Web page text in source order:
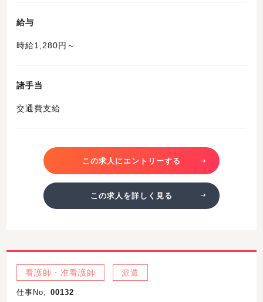
給与
時給1,280円～
諸手当
交通費支給
この求人にエントリーする
この求人を詳しく見る
看護師・准看護師 派遣
仕事No, 00132